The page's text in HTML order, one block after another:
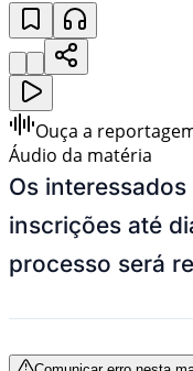
Ouça a
Áudio da matéria
Os
inscrições até
processo será